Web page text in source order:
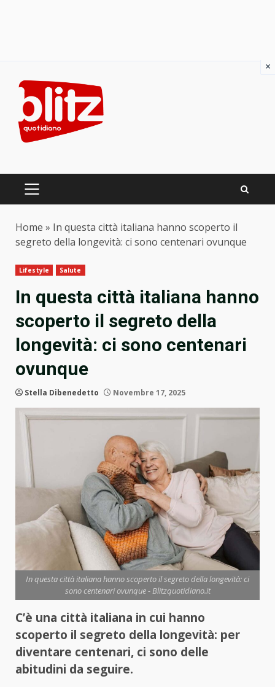
content
PRIMARY
Home » In questa città italiana hanno scoperto il
segreto della longevità: ci sono centenari ovunque
Lifestyle Salute
In questa città italiana hanno
scoperto il segreto della
longevità: ci sono centenari
ovunque
Stella Dibenedetto Novembre 17, 2025
In questa città italiana hanno scoperto il segreto della longevità: ci
sono centenari ovunque - Blitzquotidiano.it
C’è una città italiana in cui hanno
scoperto il segreto della longevità: per
diventare centenari, ci sono delle
abitudini da seguire.
×